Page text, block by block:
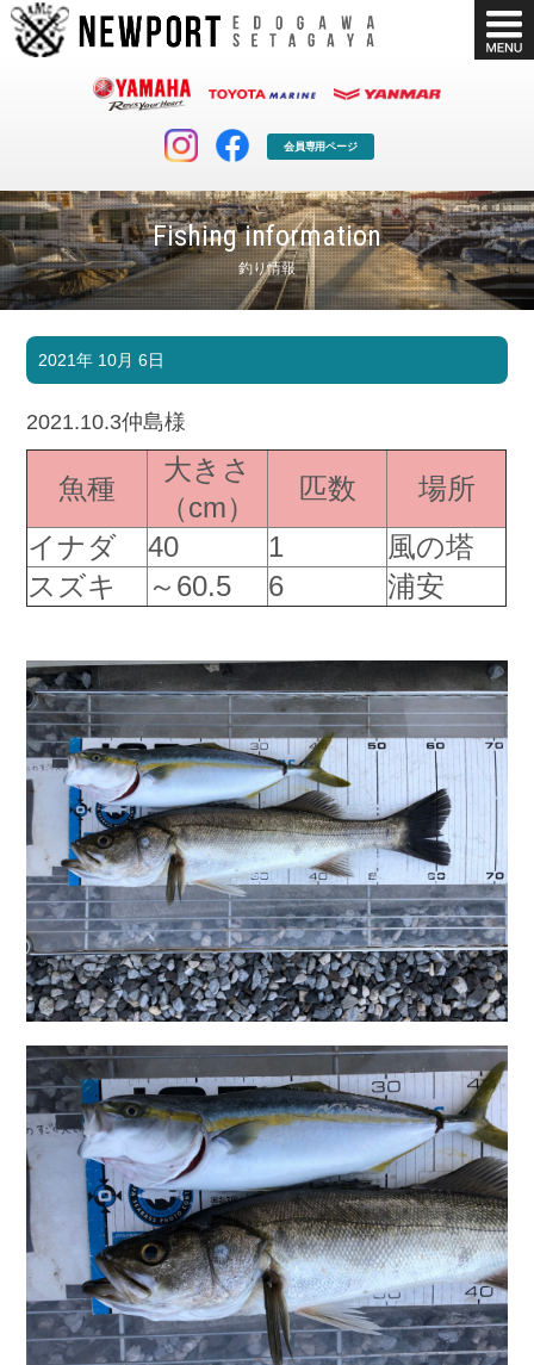
会員専用ページ
Fishing information
釣り情報
マリンクラブ
マリンライフを堪能したい！
ボート販売
ボート免許
長年の実績と信頼！
店舗情報 公式ブログ
お問い合わせ 会社概要
Company
2021年 10月 6日
2021.10.3仲島様
魚種
大きさ
（cm）
匹数
場所
イナダ
40 1
風の塔
スズキ
～60.5 6 浦安